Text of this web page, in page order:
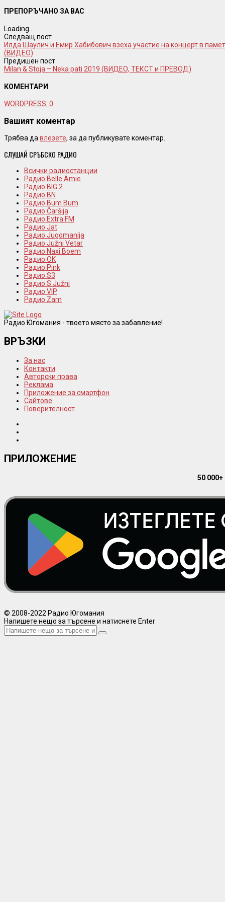
ПРЕПОРЪЧАНО ЗА ВАС
Loading...
Следващ пост
Илда Шаулич и Емир Хабибович взеха участие на концерт в
(ВИДЕО)
Предишен пост
Milan & Stoja – Neka pati 2019 (ВИДЕО, ТЕКСТ и ПРЕВОД)
КОМЕНТАРИ
WORDPRESS: 0
Вашият коментар
Трябва да влезете, за да публикувате коментар.
СЛУШАЙ СРЪБСКО РАДИО
Всички радиостанции
Радио Belle Amie
Радио BIG 2
Радио BN
Радио Bum Bum
Радио Čaršija
Радио Extra FM
Радио Jat
Радио Jugomanija
Радио Južni Vetar
Радио Naxi Boem
Радио OK
Радио Pink
Радио S3
Радио S Južni
Радио VIP
Радио Zam
Радио Югомания - твоето място за забавление!
ВРЪЗКИ
За нас
Контакти
Авторски права
Реклама
Приложение за смартфон
Сайтове
Поверителност
ПРИЛОЖЕНИЕ
50
© 2008-2022 Радио Югомания
Напишете нещо за търсене и натиснете Enter